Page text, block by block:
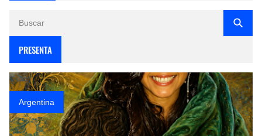
PRESENTA
Argentina